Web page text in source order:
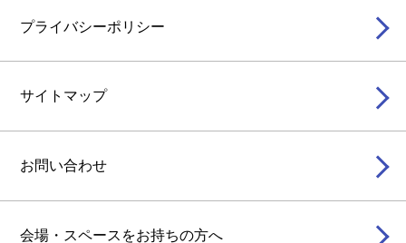
プライバシーポリシー
サイトマップ
お問い合わせ
会場・スペースをお持ちの方へ